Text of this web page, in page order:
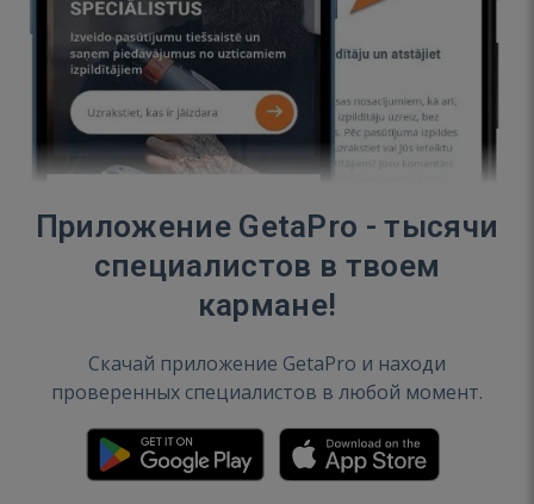
Приложение GetaPro - тысячи
специалистов в твоем
кармане!
Скачай приложение GetaPro и находи
проверенных специалистов в любой момент.